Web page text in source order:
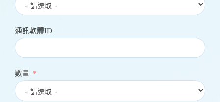
通訊軟體ID
數量